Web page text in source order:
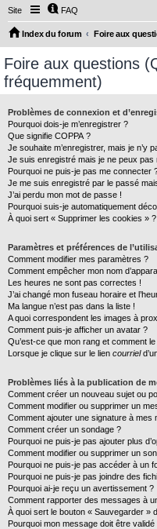
Site FAQ
Index du forum Foire aux
Foire aux questions
fréquemment)
Problèmes de connexion et
Pourquoi dois-je m’enregistrer ?
Que signifie COPPA ?
Je souhaite m’enregistrer, mais je n’y
Je suis enregistré mais je ne peux pas
Pourquoi ne puis-je pas me connecter
Je me suis enregistré par le passé
J’ai perdu mon mot de passe !
Pourquoi suis-je automatiquement
À quoi sert « Supprimer les cookies » ?
Paramètres et préférences de
Comment modifier mes paramètres ?
Comment empêcher mon nom
Les heures ne sont pas correctes !
J’ai changé mon fuseau horaire et
Ma langue n’est pas dans la liste !
A quoi correspondent les images à
Comment puis-je afficher un avatar ?
Qu’est-ce que mon rang et comment
Lorsque je clique sur le lien courriel
Problèmes liés à la publication de
Comment créer un nouveau sujet ou
Comment modifier ou supprimer un
Comment ajouter une signature à mes
Comment créer un sondage ?
Pourquoi ne puis-je pas ajouter plus
Comment modifier ou supprimer un
Pourquoi ne puis-je pas accéder à un
Pourquoi ne puis-je pas joindre des
Pourquoi ai-je reçu un avertissement ?
Comment rapporter des messages à
À quoi sert le bouton « Sauvegarder »
Pourquoi mon message doit être validé